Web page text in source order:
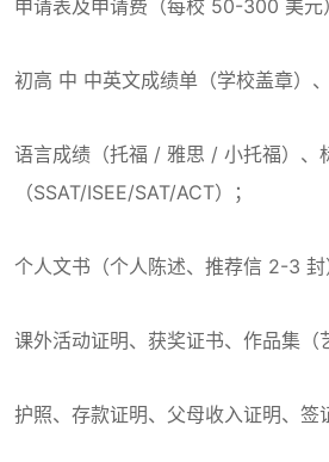
申请表及申请费（每校 50-300 美元
初高 中 中英文成绩单（学校盖章）
语言成绩（托福 / 雅思 / 小托福）、
（SSAT/ISEE/SAT/ACT）；
个人文书（个人陈述、推荐信 2-3 封
课外活动证明、获奖证书、作品集（
护照、存款证明、父母收入证明、签